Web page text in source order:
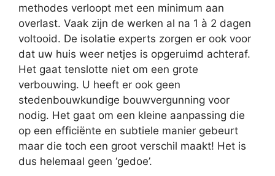
methodes verloopt met een minimum aan
overlast. Vaak zijn de werken al na 1 à 2 dagen
voltooid. De isolatie experts zorgen er ook voor
dat uw huis weer netjes is opgeruimd achteraf.
Het gaat tenslotte niet om een grote
verbouwing. U heeft er ook geen
stedenbouwkundige bouwvergunning voor
nodig. Het gaat om een kleine aanpassing die
op een efficiënte en subtiele manier gebeurt
maar die toch een groot verschil maakt! Het is
dus helemaal geen ‘gedoe’.